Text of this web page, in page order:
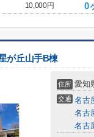
10,000円 0
が丘山手B棟
住所 愛知
交通 名古
名古
名古